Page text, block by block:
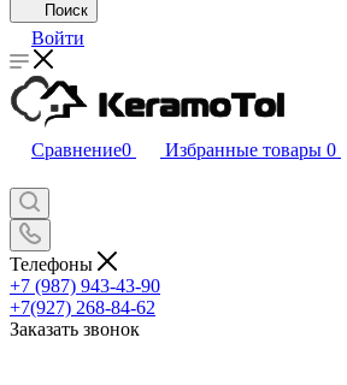
Поиск
Войти
Сравнение0 Избранные товары 0
Телефоны
+7 (987) 943-43-90
+7(927) 268-84-62
Заказать звонок